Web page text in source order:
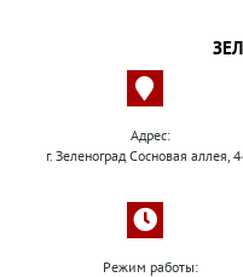
Адрес:
г. Зеленоград Сосновая аллея,
Режим работы: